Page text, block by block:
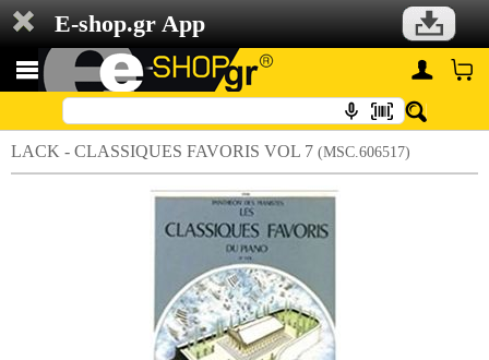
E-shop.gr App
LACK - CLASSIQUES FAVORIS VOL 7 (MSC.606517)